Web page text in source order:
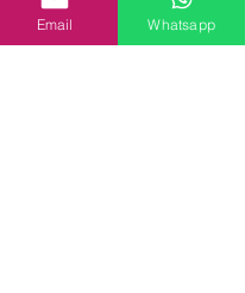
Email Whatsapp